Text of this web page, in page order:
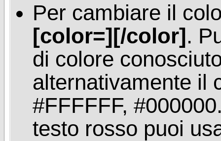
Per cambiare il
[color=][/color].
di colore
alternativamente il
#FFFFFF,
testo rosso puoi